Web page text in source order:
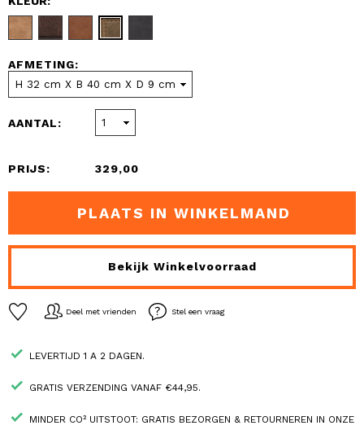
AFMETING:
AANTAL:
PRIJS: 329,00
PLAATS IN WINKELMAND
Bekijk Winkelvoorraad
Deel met vrienden Stel een vraag
LEVERTIJD 1 A 2 DAGEN.
GRATIS VERZENDING VANAF €44,95.
MINDER CO² UITSTOOT: GRATIS BEZORGEN & RETOURNEREN IN ONZE